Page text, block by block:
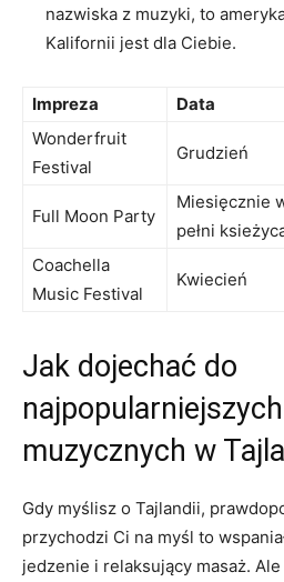
nazwiska z muzyki, to
⁢Kalifornii jest⁣ dla Ciebie.
Impreza Data
Wonderfruit
Festival
Grudzień
Full Moon‍ Party
Miesięcznie
pełni
Coachella
Music Festival
Kwiecień
Jak​ dojechać⁢ do
muzycznych w
Gdy myślisz o Tajlandii,
przychodzi‌ Ci na myśl to
jedzenie i⁣ relaksujący masaż.